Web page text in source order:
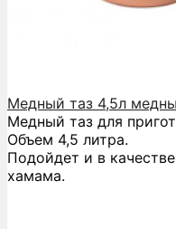
Медный таз 4,5л
Медный таз для
Объем 4,5 литра.
Подойдет и в
хамама.